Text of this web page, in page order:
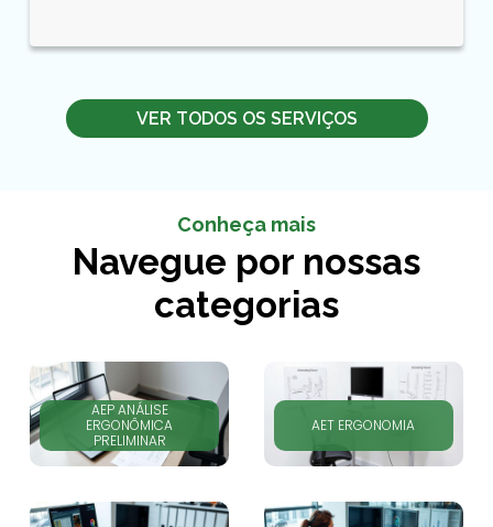
VER TODOS OS SERVIÇOS
Conheça mais
Navegue por nossas
categorias
AEP ANÁLISE
ERGONÔMICA
PRELIMINAR
AET ERGONOMIA